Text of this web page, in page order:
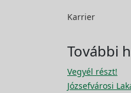
Karrier
További
Vegyél részt!
Józsefvárosi